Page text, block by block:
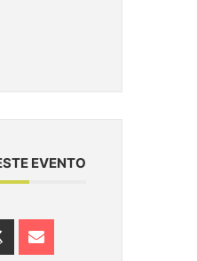
EVENTO